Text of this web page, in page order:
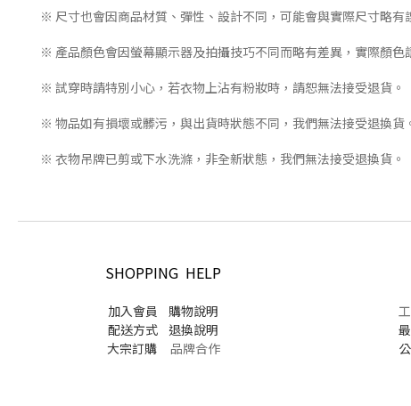
※ 尺寸也會因商品材質、彈性、設計不同，可能會與實際尺寸略有
※ 產品顏色會因螢幕顯示器及拍攝技巧不同而略有差異，實際顏色
※ 試穿時請特別小心，若衣物上沾有粉妝時，請恕無法接受退貨。
※ 物品如有損壞或髒污，與出貨時狀態不同，我們無法接受退換貨
※ 衣物吊牌已剪或下水洗滌，非全新狀態，我們無法接受退換貨。
SHOPPING HELP
加入會員
購物說明
配送方式
退換說明
大宗訂購品牌合作